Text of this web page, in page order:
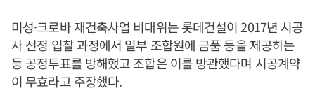
미성·크로바 재건축사업 비대위는 롯데건설이 2017년 시공
사 선정 입찰 과정에서 일부 조합원에 금품 등을 제공하는
등 공정투표를 방해했고 조합은 이를 방관했다며 시공계약
이 무효라고 주장했다.